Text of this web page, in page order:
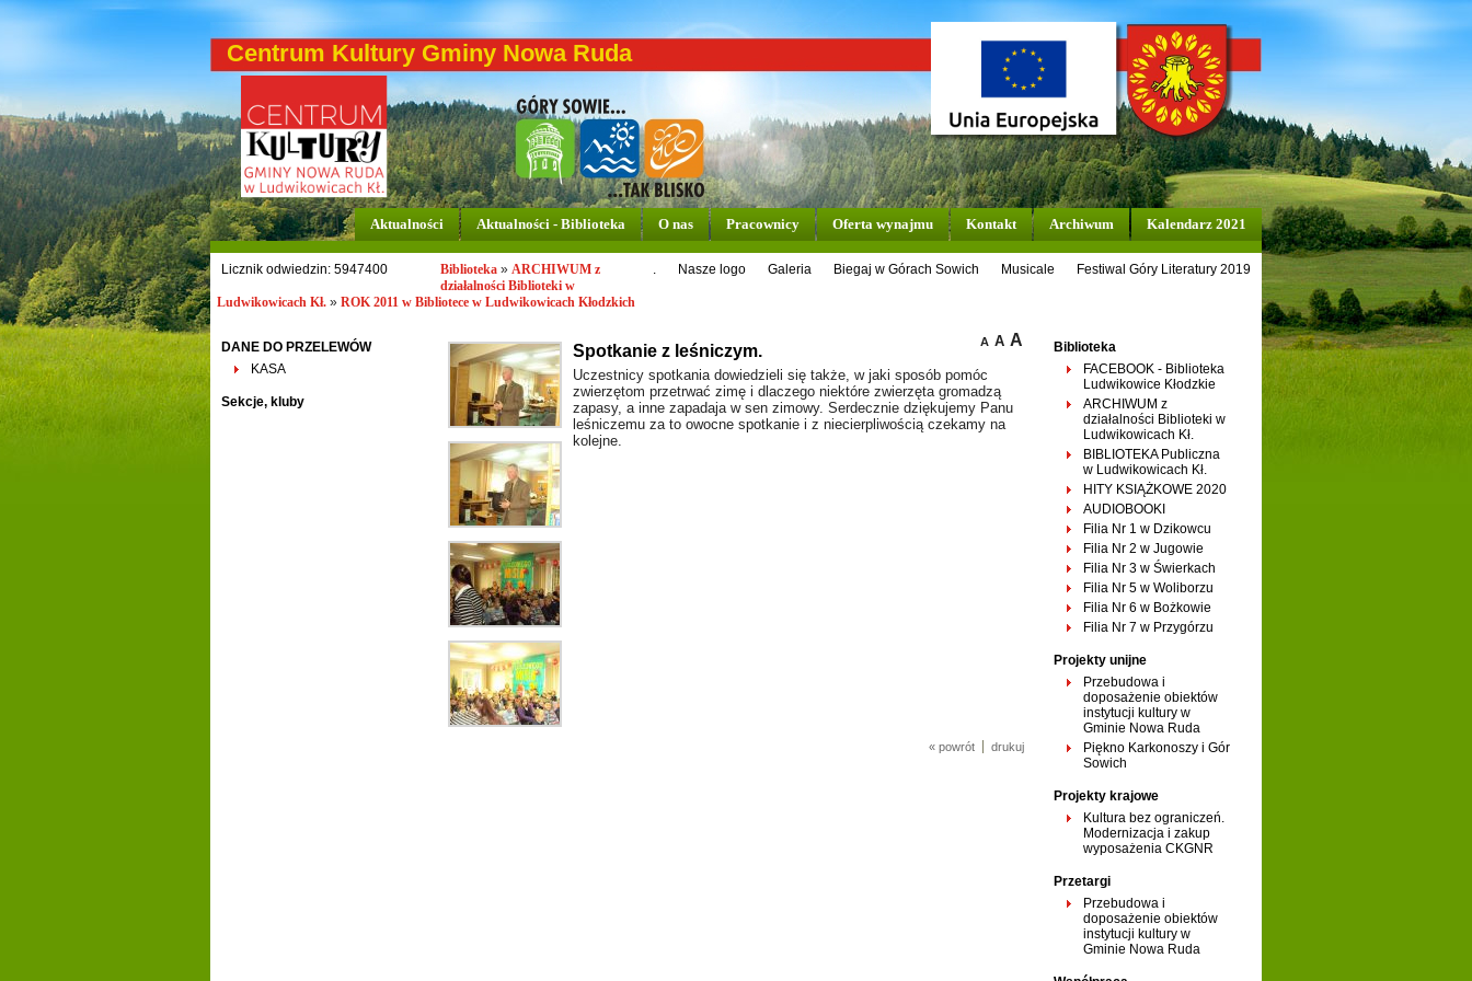
Centrum Kultury Gminy Nowa Ruda
Aktualności Aktualności - Biblioteka O nas Pracownicy Oferta wynajmu Kontakt Archiwum Kalendarz 2021
Licznik odwiedzin: 5947400 . Nasze logo Galeria Biegaj w Górach Sowich Musicale Festiwal Góry Literatury 2019
Biblioteka » ARCHIWUM z
działalności Biblioteki w
Ludwikowicach Kł. » ROK 2011 w Bibliotece w Ludwikowicach Kłodzkich
Biblioteka
FACEBOOK - Biblioteka
Ludwikowice Kłodzkie
ARCHIWUM z
działalności Biblioteki w
Ludwikowicach Kł.
BIBLIOTEKA Publiczna
w Ludwikowicach Kł.
HITY KSIĄŻKOWE 2020
AUDIOBOOKI
Filia Nr 1 w Dzikowcu
Filia Nr 2 w Jugowie
Filia Nr 3 w Świerkach
Filia Nr 5 w Woliborzu
Filia Nr 6 w Bożkowie
Filia Nr 7 w Przygórzu
Projekty unijne
Przebudowa i
doposażenie obiektów
instytucji kultury w
Gminie Nowa Ruda
Piękno Karkonoszy i Gór
Sowich
Projekty krajowe
Kultura bez ograniczeń.
Modernizacja i zakup
wyposażenia CKGNR
Przetargi
Przebudowa i
doposażenie obiektów
instytucji kultury w
Gminie Nowa Ruda
DANE DO PRZELEWÓW
KASA
Sekcje, kluby
A A A
Spotkanie z leśniczym.
Uczestnicy spotkania dowiedzieli się także, w jaki sposób pomóc
zwierzętom przetrwać zimę i dlaczego niektóre zwierzęta gromadzą
zapasy, a inne zapadaja w sen zimowy. Serdecznie dziękujemy Panu
leśniczemu za to owocne spotkanie i z niecierpliwością czekamy na
kolejne.
drukuj
« powrót